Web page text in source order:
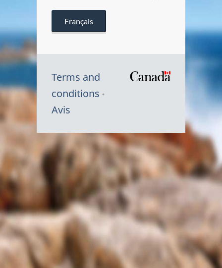
Français
Terms and
conditions
Avis
Symbole
du
Canada